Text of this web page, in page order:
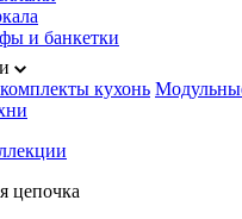
и банкетки
кухонь
цепочка